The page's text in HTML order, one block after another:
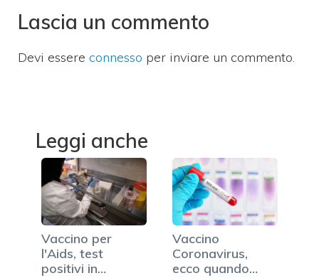
Lascia un commento
Devi essere connesso per inviare un commento.
Leggi anche
Vaccino per
l'Aids, test
positivi in
Vaccino
Coronavirus,
ecco quando